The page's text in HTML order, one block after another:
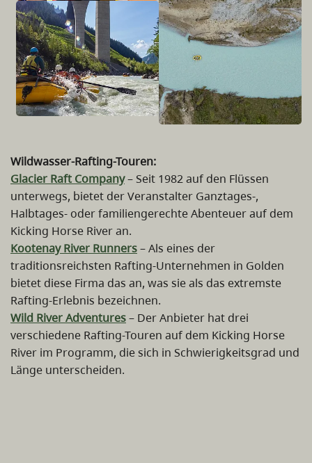
Wildwasser-Rafting-Touren:
Glacier Raft Company– Seit 1982 auf den Flüssen
unterwegs, bietet der Veranstalter Ganztages-,
Halbtages- oder familiengerechte Abenteuer auf dem
Kicking Horse River an.
Kootenay River Runners– Als eines der
traditionsreichsten Rafting-Unternehmen in Golden
bietet diese Firma das an, was sie als das extremste
Rafting-Erlebnis bezeichnen.
Wild River Adventures– Der Anbieter hat drei
verschiedene Rafting-Touren auf dem Kicking Horse
River im Programm, die sich in Schwierigkeitsgrad und
Länge unterscheiden.